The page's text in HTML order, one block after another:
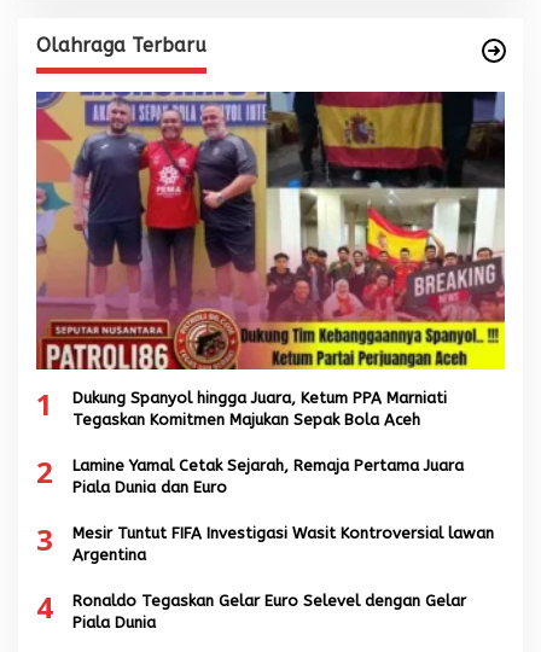
Olahraga Terbaru
1
Dukung Spanyol hingga Juara, Ketum PPA Marniati
Tegaskan Komitmen Majukan Sepak Bola Aceh
2
Lamine Yamal Cetak Sejarah, Remaja Pertama Juara
Piala Dunia dan Euro
3
Mesir Tuntut FIFA Investigasi Wasit Kontroversial lawan
Argentina
4
Ronaldo Tegaskan Gelar Euro Selevel dengan Gelar
Piala Dunia